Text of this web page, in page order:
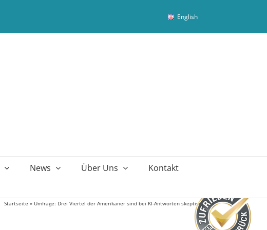
English
News Über Uns Kontakt
Startseite » Umfrage: Drei Viertel der Amerikaner sind bei KI-Antworten skeptisch